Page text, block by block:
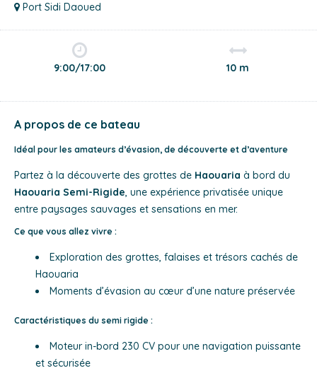
Port Sidi Daoued
9:00/17:00 10 m
A propos de ce bateau
Idéal pour les amateurs d’évasion, de découverte et d’aventure
Partez à la découverte des grottes de Haouaria à bord du
Haouaria Semi-Rigide, une expérience privatisée unique
entre paysages sauvages et sensations en mer.
Ce que vous allez vivre :
Exploration des grottes, falaises et trésors cachés de
Haouaria
Moments d’évasion au cœur d’une nature préservée
Caractéristiques du semi rigide :
Moteur in-bord 230 CV pour une navigation puissante
et sécurisée